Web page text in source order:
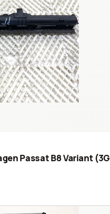
Passat B8 Variant